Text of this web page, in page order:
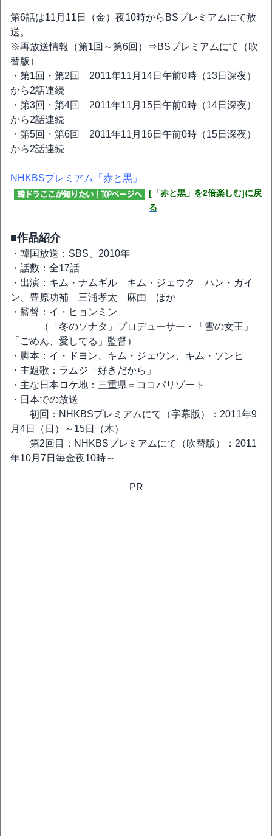
第6話は11月11日（金）夜10時からBSプレミアムにて放
送。
※再放送情報（第1回～第6回）⇒BSプレミアムにて（吹
替版）
・第1回・第2回 2011年11月14日午前0時（13日深夜）
から2話連続
・第3回・第4回 2011年11月15日午前0時（14日深夜）
から2話連続
・第5回・第6回 2011年11月16日午前0時（15日深夜）
から2話連続
NHKBSプレミアム「赤と黒」
[「赤と黒」を2倍楽しむ]に戻
る
■作品紹介
・韓国放送：SBS、2010年
・話数：全17話
・出演：キム・ナムギル キム・ジェウク ハン・ガイ
ン、豊原功補 三浦孝太 麻由 ほか
・監督：イ・ヒョンミン
（「冬のソナタ」プロデューサー・「雪の女王」
「ごめん、愛してる」監督）
・脚本：イ・ドヨン、キム・ジェウン、キム・ソンヒ
・主題歌：ラムジ「好きだから」
・主な日本ロケ地：三重県＝ココパリゾート
・日本での放送
初回：NHKBSプレミアムにて（字幕版）：2011年9
月4日（日）～15日（木）
第2回目：NHKBSプレミアムにて（吹替版）：2011
年10月7日毎金夜10時～
PR